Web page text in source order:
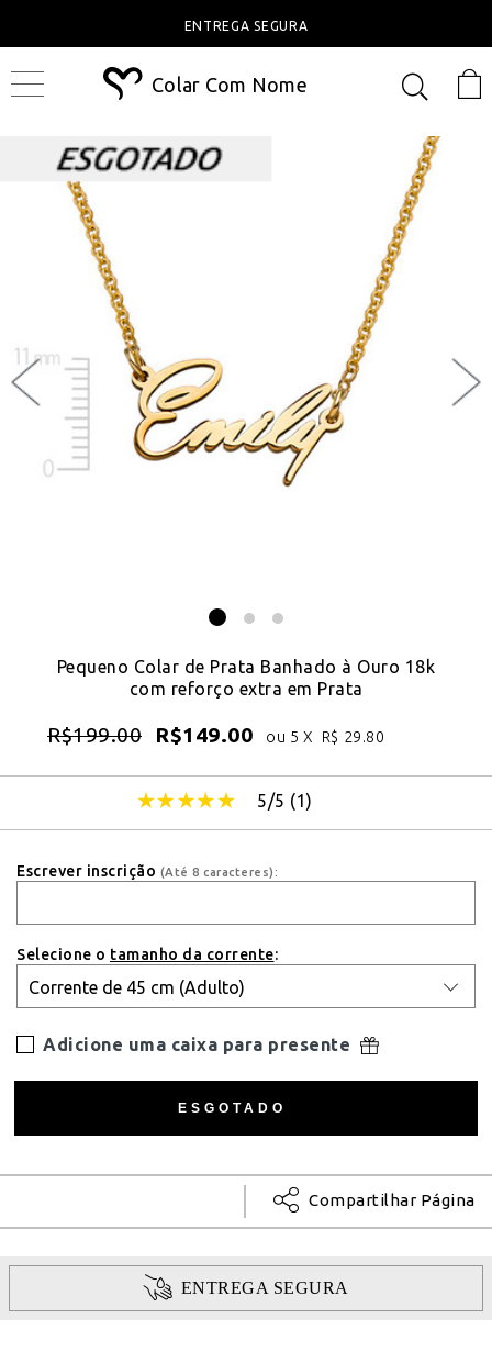
ENTREGA SEGURA
Colar Com Nome
Pequeno Colar de Prata Banhado à Ouro 18k
com reforço extra em Prata
R$199.00 R$149.00 ou 5 X R$ 29.80
5/5 (1)
Escrever inscrição (Até 8 caracteres):
Selecione o tamanho da corrente:
Adicione uma caixa para presente
Compartilhar Página
ENTREGA SEGURA